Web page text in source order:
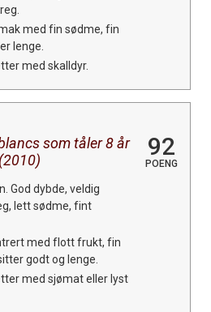
med fin sødme, fin
lenge.
med skalldyr.
som tåler 8 år
92
POENG
God dybde, veldig
lett sødme, fint
med flott frukt, fin
godt og lenge.
med sjømat eller lyst